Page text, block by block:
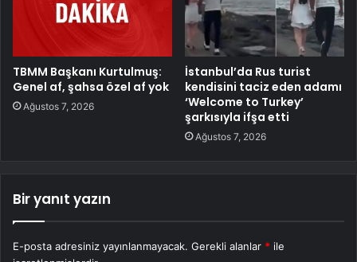
TBMM Başkanı Kurtulmuş:
Genel af, şahsa özel af yok
Ağustos 7, 2026
İstanbul’da Rus turist
kendisini taciz eden adamı
‘Welcome to Turkey’
şarkısıyla ifşa etti
Ağustos 7, 2026
Bir yanıt yazın
E-posta adresiniz yayınlanmayacak. Gerekli alanlar * ile